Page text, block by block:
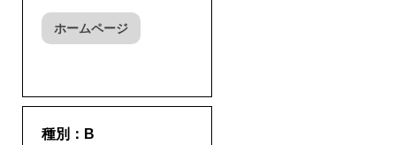
ホームページ
種別：B